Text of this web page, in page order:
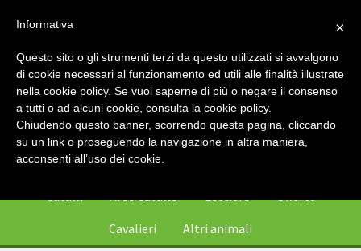
0
Cavalli Aree Cavallo Lettiere
Offerte
Cavalieri
Altri animali
×
Informativa
Questo sito o gli strumenti terzi da questo utilizzati si avvalgono
di cookie necessari al funzionamento ed utili alle finalità illustrate
nella cookie policy. Se vuoi saperne di più o negare il consenso
a tutti o ad alcuni cookie, consulta la cookie policy.
Chiudendo questo banner, scorrendo questa pagina, cliccando
su un link o proseguendo la navigazione in altra maniera,
acconsenti all’uso dei cookie.